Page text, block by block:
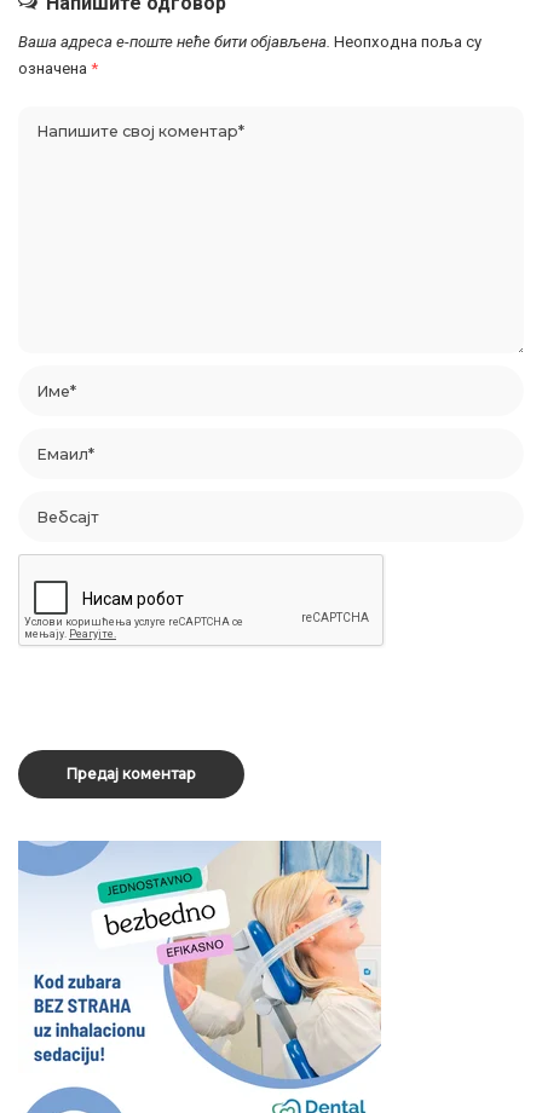
Ваша адреса е-поште неће бити објављена. Неопходна поља су
означена *